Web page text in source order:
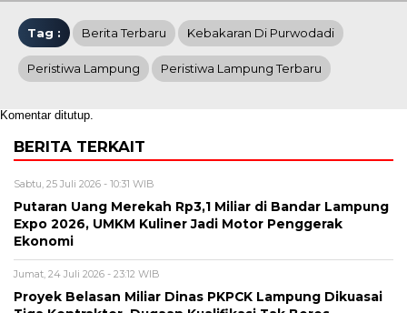
Tag : Berita Terbaru Kebakaran Di Purwodadi
Peristiwa Lampung Peristiwa Lampung Terbaru
Komentar ditutup.
BERITA TERKAIT
Sabtu, 25 Juli 2026 - 10:31 WIB
Putaran Uang Merekah Rp3,1 Miliar di Bandar Lampung
Expo 2026, UMKM Kuliner Jadi Motor Penggerak
Ekonomi
Jumat, 24 Juli 2026 - 23:12 WIB
Proyek Belasan Miliar Dinas PKPCK Lampung Dikuasai